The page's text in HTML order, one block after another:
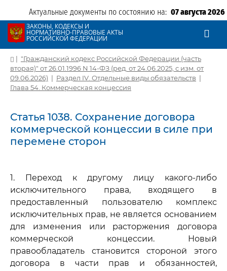
Актуальные документы по состоянию на: 07 августа 2026
ЗАКОНЫ, КОДЕКСЫ И
НОРМАТИВНО-ПРАВОВЫЕ АКТЫ
РОССИЙСКОЙ ФЕДЕРАЦИИ
| "Гражданский кодекс Российской Федерации (часть
вторая)" от 26.01.1996 N 14-ФЗ (ред. от 24.06.2025, с изм. от
09.06.2026) | Раздел IV. Отдельные виды обязательств |
Глава 54. Коммерческая концессия
Статья 1038. Сохранение договора
коммерческой концессии в силе при
перемене сторон
1. Переход к другому лицу какого-либо
исключительного права, входящего в
предоставленный пользователю комплекс
исключительных прав, не является основанием
для изменения или расторжения договора
коммерческой концессии. Новый
правообладатель становится стороной этого
договора в части прав и обязанностей,